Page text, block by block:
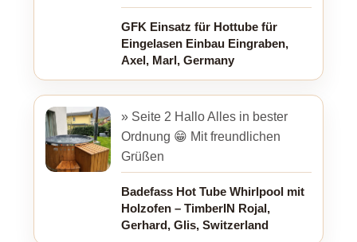
der Fahrer war ausgesprochen
freundlich und hilfsbereit.
Transportschäden ...
GFK Einsatz für Hottube für
Eingelasen Einbau Eingraben,
Axel, Marl, Germany
» Seite 2 Hallo Alles in bester
Ordnung 😁 Mit freundlichen
Badefass Hot Tube Whirlpool mit
Holzofen – TimberIN Rojal,
Gerhard, Glis, Switzerland